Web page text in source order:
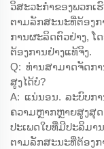
ວິສະວະກຳຂອງພວກເ
ຕາມລັກສະນະທີ່ຕ້ອງ
ການຜະລິດຕົວຢ່າງ,
ຕ້ອງການຢ່າງແທ້ຈິງ.
Q: ທ່ານສາມາດຈັດກ
ສູງໄດ້ບໍ?
A: ແນ່ນອນ. ລະບົບກາ
ຄວາມຫຼາກຫຼາຍສູງສຸ
ປະເພດໃບທີ່ມີປະລິມ
ຕາມລັກສະນະທີ່ຕ້ອງກ